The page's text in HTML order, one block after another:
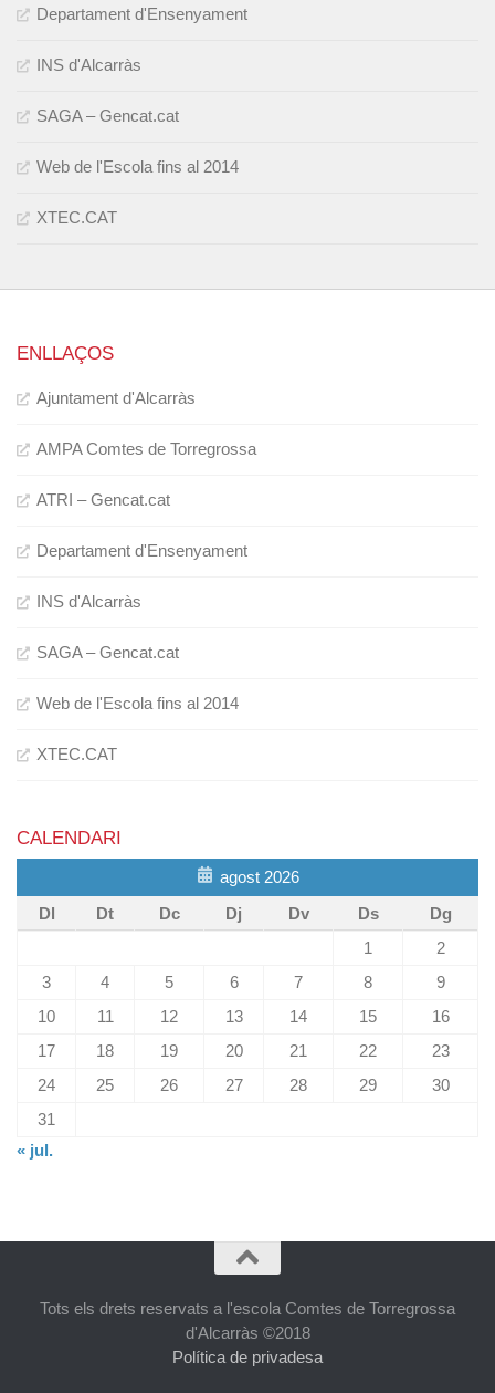
Departament d'Ensenyament
INS d'Alcarràs
SAGA – Gencat.cat
Web de l'Escola fins al 2014
XTEC.CAT
ENLLAÇOS
Ajuntament d'Alcarràs
AMPA Comtes de Torregrossa
ATRI – Gencat.cat
Departament d'Ensenyament
INS d'Alcarràs
SAGA – Gencat.cat
Web de l'Escola fins al 2014
XTEC.CAT
CALENDARI
agost 2026
Dl
Dt Dc Dj Dv Ds
Dg
1
2
3
4 5 6 7 8
9
10
11 12 13 14 15
16
17
18 19 20 21 22
23
24
25 26 27 28 29
30
31
« jul.
Tots els drets reservats a l'escola Comtes de Torregrossa
d'Alcarràs ©2018
Política de privadesa